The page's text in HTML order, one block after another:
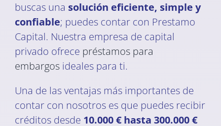
buscas una solución eficiente, simple y
confiable; puedes contar con Prestamo
Capital. Nuestra empresa de capital
privado ofrece préstamos para
embargosideales para ti.
Una de las ventajas más importantes de
contar con nosotros es que puedes recibir
créditos desde 10.000 € hasta 300.000 €